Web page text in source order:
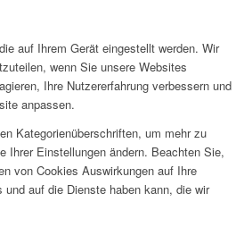
auf Ihrem Gerät eingestellt werden. Wir
wenn Sie unsere Websites
Ihre Nutzererfahrung verbessern und
anpassen.
Kategorienüberschriften, um mehr zu
Ihrer Einstellungen ändern. Beachten Sie,
von Cookies Auswirkungen auf Ihre
auf die Dienste haben kann, die wir